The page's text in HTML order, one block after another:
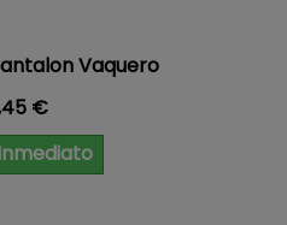
Vaquero
€